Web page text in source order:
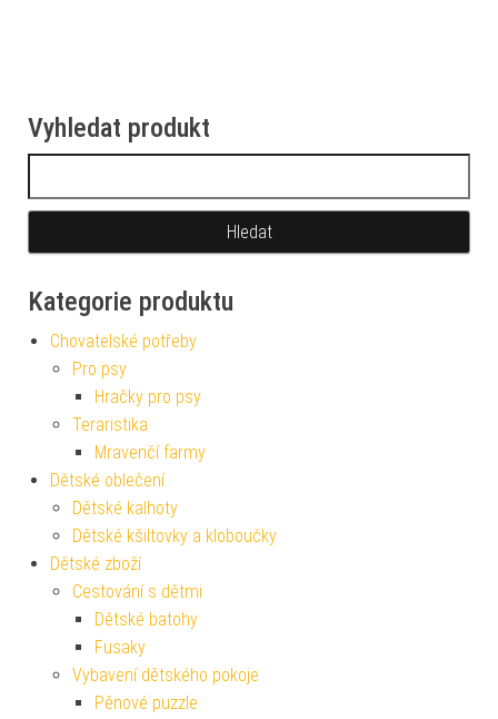
Vyhledat produkt
Kategorie produktu
Chovatelské potřeby
Pro psy
Hračky pro psy
Teraristika
Mravenčí farmy
Dětské oblečení
Dětské kalhoty
Dětské kšiltovky a kloboučky
Dětské zboží
Cestování s dětmi
Dětské batohy
Fusaky
Vybavení dětského pokoje
Pěnové puzzle